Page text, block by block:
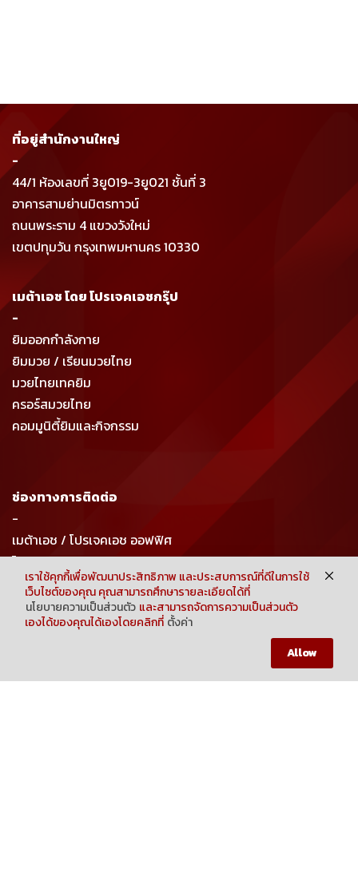
ที่อยู่สำนักงานใหญ่
-
44/1 ห้องเลขที่ 3ยู019-3ยู021 ชั้นที่ 3
อาคารสามย่านมิตรทาวน์
ถนนพระราม 4 แขวงวังใหม่
เขตปทุมวัน กรุงเทพมหานคร 10330
เมต้าเอช โดย โปรเจคเอชกรุ๊ป
-
ยิมออกกำลังกาย
ยิมมวย / เรียนมวยไทย
มวยไทยเทคยิม
ครอร์สมวยไทย
คอมมูนิตี้ยิมและกิจกรรม
ช่องทางการติดต่อ
-
เมต้าเอช / โปรเจคเอช ออฟฟิศ
โทร : 063-916-6356
อีเมล : projecthmuaythaigym@gmail.com
sales@metahgym.com
| Powered by
COPYRIGHT 2023 METAH BY PROJECT H GROUP CO.,LTD.
เราใช้คุกกี้เพื่อพัฒนาประสิทธิภาพ และประสบการณ์ที่ดีในการใช้
เว็บไซต์ของคุณ คุณสามารถศึกษารายละเอียดได้ที่
นโยบายความเป็นส่วนตัว และสามารถจัดการความเป็นส่วนตัว
เองได้ของคุณได้เองโดยคลิกที่ ตั้งค่า
Allow
MEMBER